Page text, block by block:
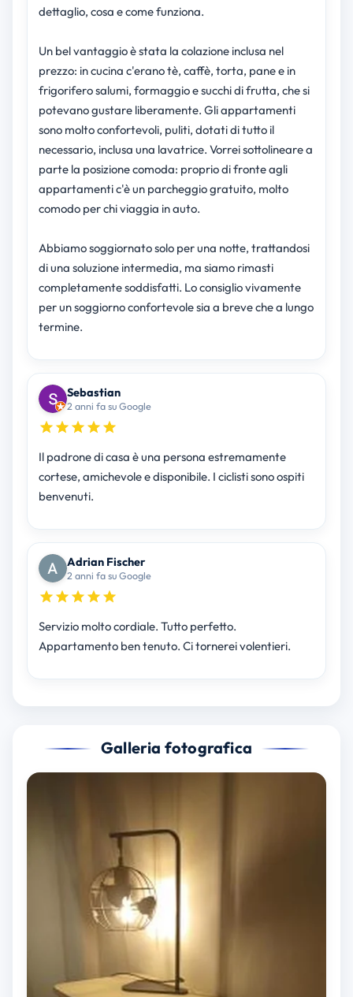
dettaglio, cosa e come funziona.
Un bel vantaggio è stata la colazione inclusa nel
prezzo: in cucina c'erano tè, caffè, torta, pane e in
frigorifero salumi, formaggio e succhi di frutta, che si
potevano gustare liberamente. Gli appartamenti
sono molto confortevoli, puliti, dotati di tutto il
necessario, inclusa una lavatrice. Vorrei sottolineare a
parte la posizione comoda: proprio di fronte agli
appartamenti c'è un parcheggio gratuito, molto
comodo per chi viaggia in auto.
Abbiamo soggiornato solo per una notte, trattandosi
di una soluzione intermedia, ma siamo rimasti
completamente soddisfatti. Lo consiglio vivamente
per un soggiorno confortevole sia a breve che a lungo
termine.
Sebastian
2 anni fa su Google
Il padrone di casa è una persona estremamente
cortese, amichevole e disponibile. I ciclisti sono ospiti
benvenuti.
Adrian Fischer
2 anni fa su Google
Servizio molto cordiale. Tutto perfetto.
Appartamento ben tenuto. Ci tornerei volentieri.
Galleria fotografica